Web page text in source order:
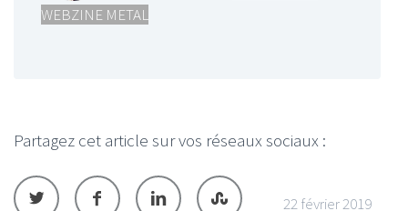
WEBZINE METAL
Partagez cet article sur vos réseaux sociaux :
22 février 2019